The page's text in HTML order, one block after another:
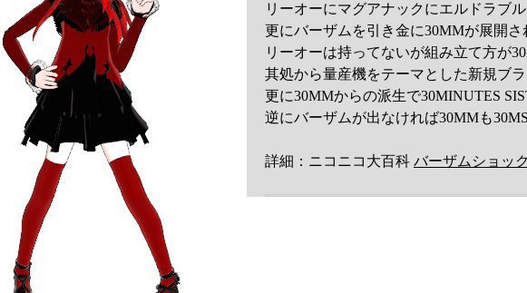
リーオーにマグアナックにエルドラブ
更にバーザムを引き金に30MMが展開
リーオーは持ってないが組み立て方が
其処から量産機をテーマとした新規ブ
更に30MMからの派生で30MINUTES
逆にバーザムが出なければ30MMも
詳細：ニコニコ大百科 バーザムショック